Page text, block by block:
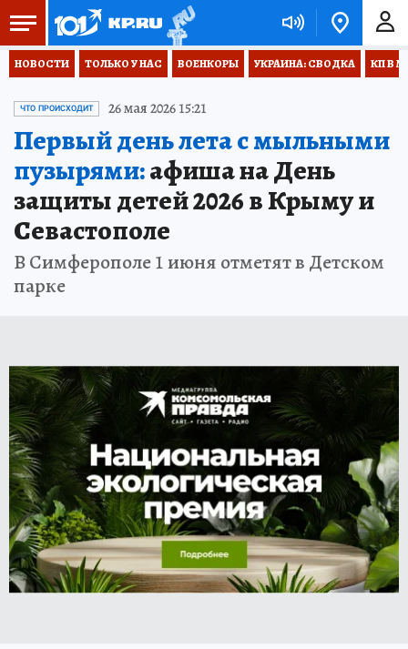
НОВОСТИ ТОЛЬКО У НАС ВОЕНКОРЫ УКРАИНА: СВОДКА КП В
ЧТО ПРОИСХОДИТ 26 мая 2026 15:21
Первый день лета с мыльными
пузырями:афиша на День
защиты детей 2026 в Крыму и
Севастополе
В Симферополе 1 июня отметят в Детском
парке